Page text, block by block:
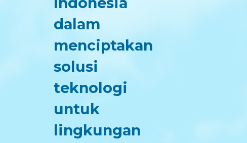
dalam
menciptakan
solusi
teknologi
untuk
lingkungan